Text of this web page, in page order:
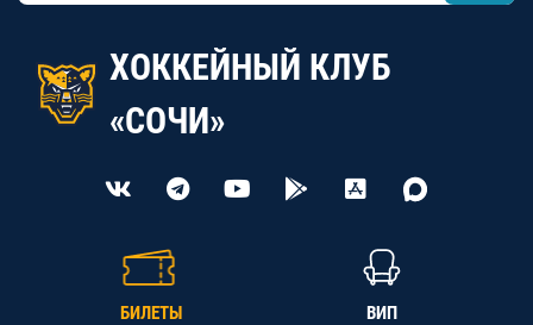
ХОККЕЙНЫЙ КЛУБ
«СОЧИ»
БИЛЕТЫ ВИП